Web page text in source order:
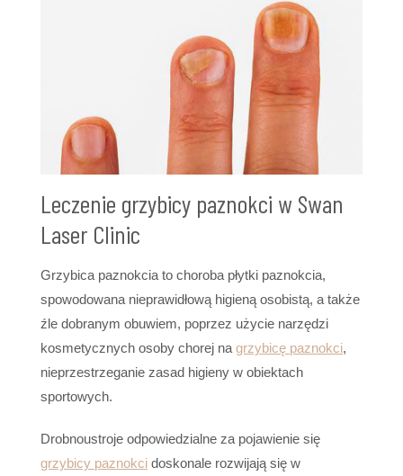
Leczenie grzybicy paznokci w Swan
Laser Clinic
Grzybica paznokcia to choroba płytki paznokcia,
spowodowana nieprawidłową higieną osobistą, a także
źle dobranym obuwiem, poprzez użycie narzędzi
kosmetycznych osoby chorej na grzybicę paznokci,
nieprzestrzeganie zasad higieny w obiektach
sportowych.
Drobnoustroje odpowiedzialne za pojawienie się
grzybicy paznokci doskonale rozwijają się w